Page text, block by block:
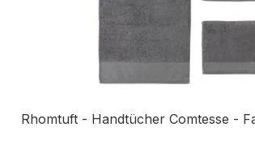
Rhomtuft - Handtücher Comtesse -